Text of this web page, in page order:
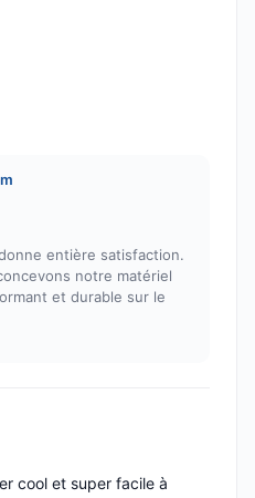
entière satisfaction.
notre matériel
et durable sur le
cool et super facile à